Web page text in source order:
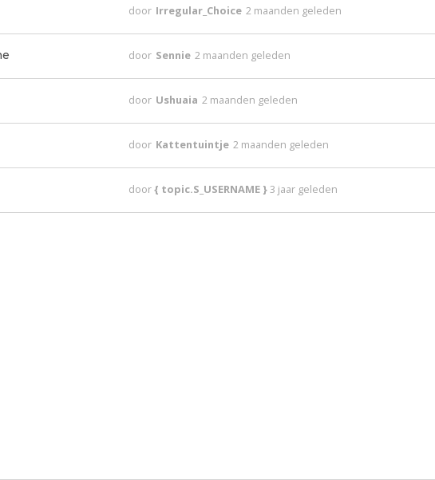
door Irregular_Choice 2 maanden geleden
door Sennie 2 maanden geleden
door Ushuaia 2 maanden geleden
door Kattentuintje 2 maanden geleden
door{ topic.S_USERNAME }3 jaar geleden